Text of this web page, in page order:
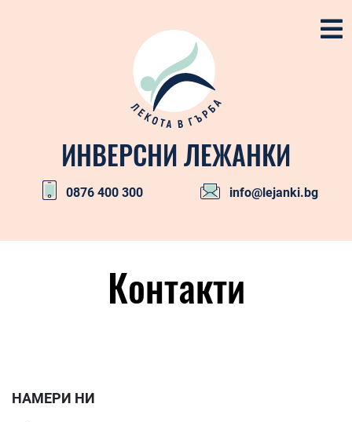
ИНВЕРСНИ ЛЕЖАНКИ
0876 400 300 info@lejanki.bg
Контакти
НАМЕРИ НИ